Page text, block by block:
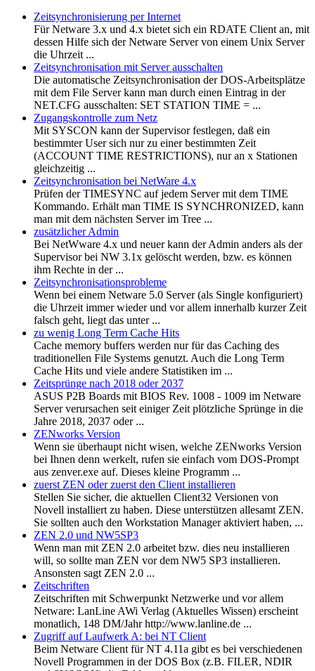
Zeitsynchronisierung per Internet
Für Netware 3.x und 4.x bietet sich ein RDATE Client an, mit
dessen Hilfe sich der Netware Server von einem Unix Server
die Uhrzeit ...
Zeitsynchronisation mit Server ausschalten
Die automatische Zeitsynchronisation der DOS-Arbeitsplätze
mit dem File Server kann man durch einen Eintrag in der
NET.CFG ausschalten: SET STATION TIME = ...
Zugangskontrolle zum Netz
Mit SYSCON kann der Supervisor festlegen, daß ein
bestimmter User sich nur zu einer bestimmten Zeit
(ACCOUNT TIME RESTRICTIONS), nur an x Stationen
gleichzeitig ...
Zeitsynchronisation bei NetWare 4.x
Prüfen der TIMESYNC auf jedem Server mit dem TIME
Kommando. Erhält man TIME IS SYNCHRONIZED, kann
man mit dem nächsten Server im Tree ...
zusätzlicher Admin
Bei NetWware 4.x und neuer kann der Admin anders als der
Supervisor bei NW 3.1x gelöscht werden, bzw. es können
ihm Rechte in der ...
Zeitsynchronisationsprobleme
Wenn bei einem Netware 5.0 Server (als Single konfiguriert)
die Uhrzeit immer wieder und vor allem innerhalb kurzer Zeit
falsch geht, liegt das unter ...
zu wenig Long Term Cache Hits
Cache memory buffers werden nur für das Caching des
traditionellen File Systems genutzt. Auch die Long Term
Cache Hits und viele andere Statistiken im ...
Zeitsprünge nach 2018 oder 2037
ASUS P2B Boards mit BIOS Rev. 1008 - 1009 im Netware
Server verursachen seit einiger Zeit plötzliche Sprünge in die
Jahre 2018, 2037 oder ...
ZENworks Version
Wenn sie überhaupt nicht wisen, welche ZENworks Version
bei Ihnen denn werkelt, rufen sie einfach vom DOS-Prompt
aus zenver.exe auf. Dieses kleine Programm ...
zuerst ZEN oder zuerst den Client installieren
Stellen Sie sicher, die aktuellen Client32 Versionen von
Novell installiert zu haben. Diese unterstützen allesamt ZEN.
Sie sollten auch den Workstation Manager aktiviert haben, ...
ZEN 2.0 und NW5SP3
Wenn man mit ZEN 2.0 arbeitet bzw. dies neu installieren
will, so sollte man ZEN vor dem NW5 SP3 installieren.
Ansonsten sagt ZEN 2.0 ...
Zeitschriften
Zeitschriften mit Schwerpunkt Netzwerke und vor allem
Netware: LanLine AWi Verlag (Aktuelles Wissen) erscheint
monatlich, 148 DM/Jahr http://www.lanline.de ...
Zugriff auf Laufwerk A: bei NT Client
Beim Netware Client für NT 4.11a gibt es bei verschiedenen
Novell Programmen in der DOS Box (z.B. FILER, NDIR